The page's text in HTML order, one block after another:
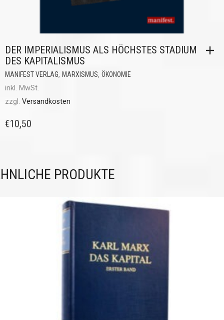
DER IMPERIALISMUS ALS HÖCHSTES STADIUM
DES KAPITALISMUS
MANIFEST VERLAG, MARXISMUS, ÖKONOMIE
inkl. MwSt.
zzgl. Versandkosten
€10,50
PRODUKTE